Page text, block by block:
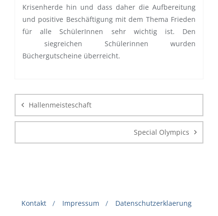
Krisenherde hin und dass daher die Aufbereitung
und positive Beschäftigung mit dem Thema Frieden
für alle SchülerInnen sehr wichtig ist. Den
siegreichen Schülerinnen wurden
Büchergutscheine überreicht.
Hallenmeisteschaft
Special Olympics
Kontakt Impressum Datenschutzerklaerung